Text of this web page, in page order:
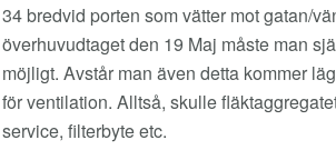
34 bredvid porten som vätter mot gatan/
överhuvudtaget den 19 Maj måste man
möjligt. Avstår man även detta kommer
för ventilation. Alltså, skulle
service, filterbyte etc.